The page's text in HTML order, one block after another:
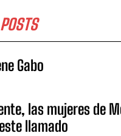
Gabo
las mujeres de
llamado